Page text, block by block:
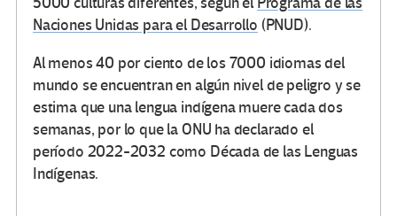
Naciones Unidas para el Desarrollo (PNUD).
Al menos 40 por ciento de los 7000 idiomas del
mundo se encuentran en algún nivel de peligro y se
estima que una lengua indígena muere cada dos
semanas, por lo que la ONU ha declarado el
período 2022-2032 como Década de las Lenguas
Indígenas.